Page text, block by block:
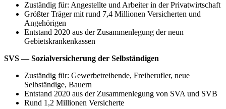
Zuständig für: Angestellte und Arbeiter in der Privatwirtschaft
Größter Träger mit rund 7,4 Millionen Versicherten und
Angehörigen
Entstand 2020 aus der Zusammenlegung der neun
Gebietskrankenkassen
SVS — Sozialversicherung der Selbständigen
Zuständig für: Gewerbetreibende, Freiberufler, neue
Selbständige, Bauern
Entstand 2020 aus der Zusammenlegung von SVA und SVB
Rund 1,2 Millionen Versicherte